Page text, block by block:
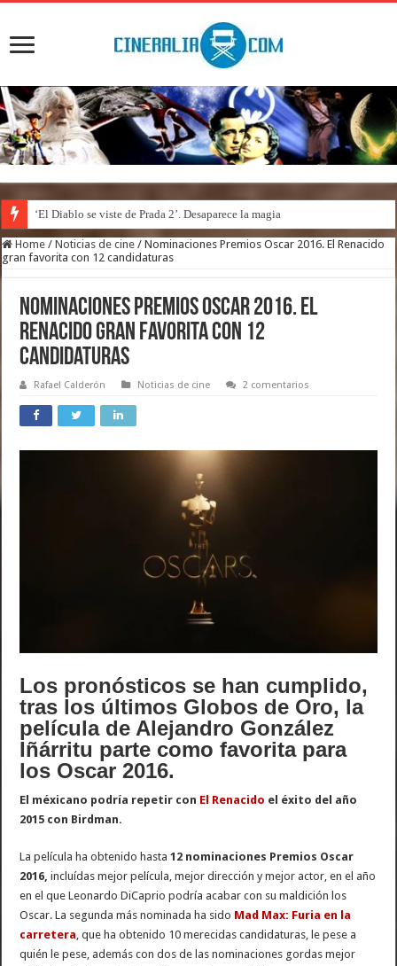
‘El Diablo se viste de Prada 2’. Desaparece la magia
‘Boulevard’. Nada nuevo
Home / Noticias de cine / Nominaciones Premios Oscar 2016. El Renacido
gran favorita con 12 candidaturas
Nominaciones Premios Oscar 2016. El
Renacido gran favorita con 12
candidaturas
Rafael Calderón Noticias de cine 2 comentarios
Los pronósticos se han cumplido,
tras los últimos Globos de Oro, la
película de Alejandro González
Iñárritu parte como favorita para
los Oscar 2016.
El méxicano podría repetir con El Renacido el éxito del año
2015 con Birdman.
La película ha obtenido hasta12 nominaciones Premios Oscar
2016,incluídas mejor película, mejor dirección y mejor actor, en el año
en el que Leonardo DiCaprio podría acabar con su maldición los
Oscar. La segunda más nominada ha sido Mad Max: Furia en la
carretera, que ha obtenido 10 merecidas candidaturas, le pese a
quién le pese, además con dos de las nominaciones gordas mejor